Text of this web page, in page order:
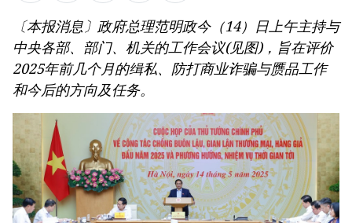
越南第十六届国会第一次非常规会议：健全与新组织
架构模式相适应的乡级军事指挥部
越南政府总理黎明兴：抓紧完善落实党中央三中全会
《决议》的行动计划
第十六届国会第一次非常规会议：大力减少有条件的
经营行业
第十六届国会第一次非常规会议：海关手续改革与数
字化转型及风险管理相结合
〔本报消息〕政府总理范明政今（14）日上午主持与
中央各部、部门、机关的工作会议(见图)，旨在评价
2025年前几个月的缉私、防打商业诈骗与赝品工作
和今后的方向及任务。